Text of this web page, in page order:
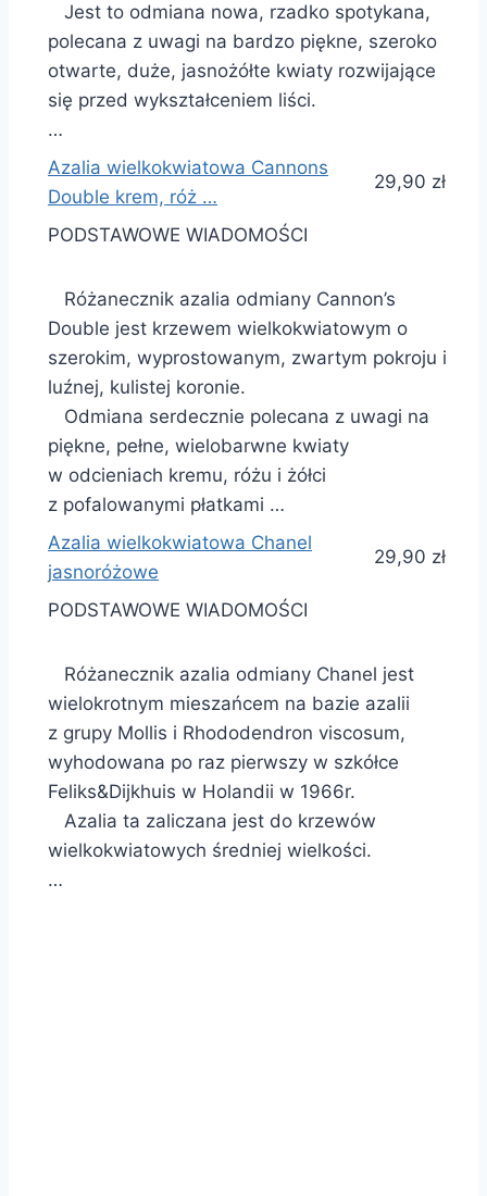
Jest to odmiana nowa, rzadko spotykana,
polecana z uwagi na bardzo piękne, szeroko
otwarte, duże, jasnożółte kwiaty rozwijające
się przed wykształceniem liści.
…
Azalia wielkokwiatowa Cannons
Double krem, róż …
29,90 zł
PODSTAWOWE WIADOMOŚCI
Różanecznik azalia odmiany Cannon’s
Double jest krzewem wielkokwiatowym o
szerokim, wyprostowanym, zwartym pokroju i
luźnej, kulistej koronie.
Odmiana serdecznie polecana z uwagi na
piękne, pełne, wielobarwne kwiaty
w odcieniach kremu, różu i żółci
z pofalowanymi płatkami …
Azalia wielkokwiatowa Chanel
jasnoróżowe
29,90 zł
PODSTAWOWE WIADOMOŚCI
Różanecznik azalia odmiany Chanel jest
wielokrotnym mieszańcem na bazie azalii
z grupy Mollis i Rhododendron viscosum,
wyhodowana po raz pierwszy w szkółce
Feliks&Dijkhuis w Holandii w 1966r.
Azalia ta zaliczana jest do krzewów
wielkokwiatowych średniej wielkości.
…